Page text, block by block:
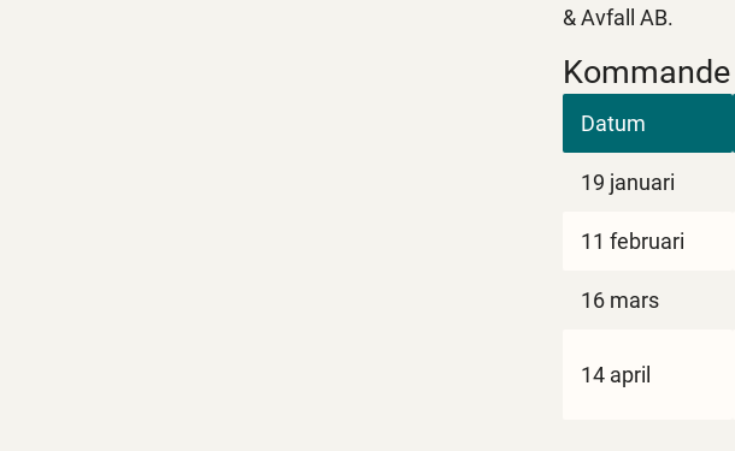
& Avfall AB.
Datum
19 januari
11 februari
16 mars
14 april